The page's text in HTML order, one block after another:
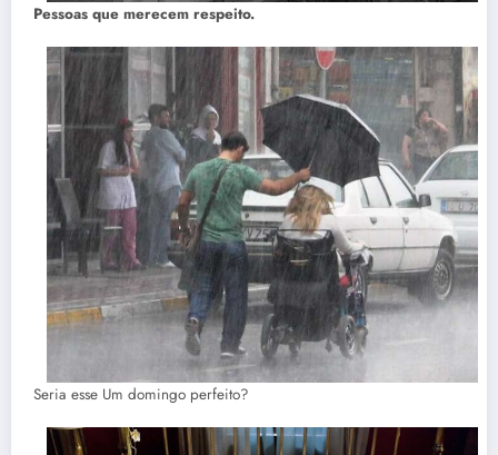
Pessoas que merecem respeito.
Seria esse Um domingo perfeito?